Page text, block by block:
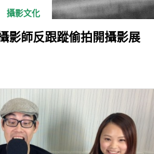
攝影文化
影師反跟蹤偷拍開攝影展